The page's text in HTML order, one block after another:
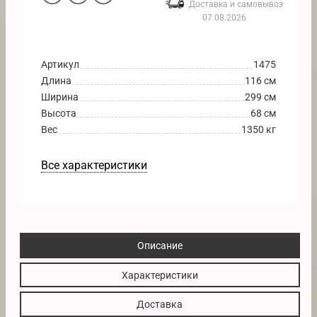
Доставка и самовывоз:
07.08.2026
Артикул
1475
Длина
116 см
Ширина
299 см
Высота
68 см
Вес
1350 кг
Все характеристики
Описание
Характеристики
Доставка